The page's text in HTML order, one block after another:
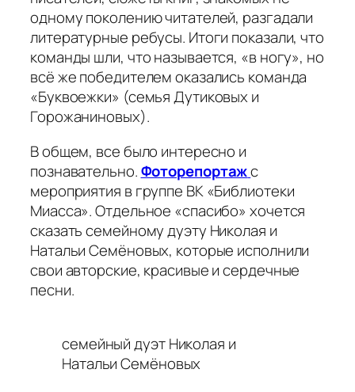
одному поколению читателей, разгадали
литературные ребусы. Итоги показали, что
команды шли, что называется, «в ногу», но
всё же победителем оказались команда
«Буквоежки» (семья Дутиковых и
Горожаниновых).
В общем, все было интересно и
познавательно.Фоторепортажс
мероприятия в группе ВК «Библиотеки
Миасса». Отдельное «спасибо» хочется
сказать семейному дуэту Николая и
Натальи Семёновых, которые исполнили
свои авторские, красивые и сердечные
песни.
семейный дуэт Николая и
Натальи Семёновых